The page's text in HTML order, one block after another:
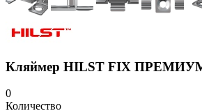
Кляймер HILST FIX
0
Количество